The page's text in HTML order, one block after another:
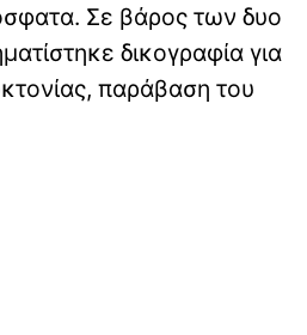
Σε βάρος των δυο
δικογραφία για
παράβαση του